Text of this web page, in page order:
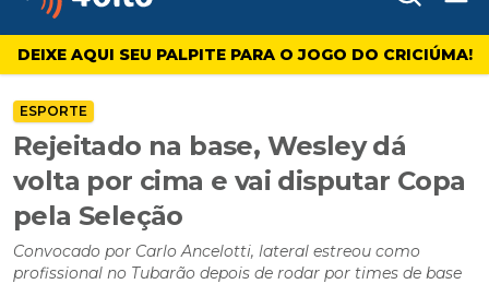
4oito
DEIXE AQUI SEU PALPITE PARA O JOGO DO CRICIÚMA!
ESPORTE
Rejeitado na base, Wesley dá
volta por cima e vai disputar Copa
pela Seleção
Convocado por Carlo Ancelotti, lateral estreou como
profissional no Tubarão depois de rodar por times de base